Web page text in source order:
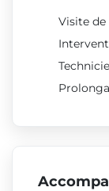
Visite